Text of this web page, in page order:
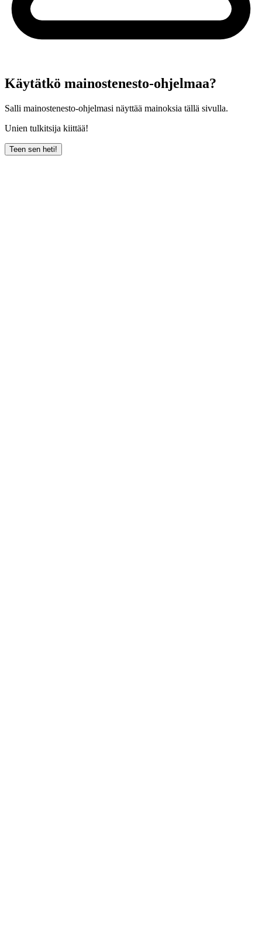
Käytätkö mainostenesto-ohjelmaa?
Salli mainostenesto-ohjelmasi näyttää mainoksia tällä sivulla.
Unien tulkitsija kiittää!
Teen sen heti!